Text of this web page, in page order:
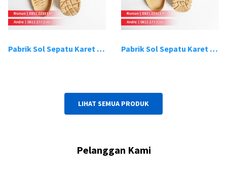
Pabrik Sol Sepatu Karet Bandung 19 Pabrik Sol Sepatu Karet Bandung 20
LIHAT SEMUA PRODUK
Pelanggan Kami